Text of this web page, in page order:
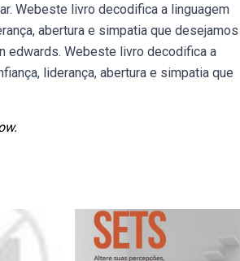
Webeste livro decodifica a linguagem
abertura e simpatia que desejamos
edwards. Webeste livro decodifica a
liderança, abertura e simpatia que